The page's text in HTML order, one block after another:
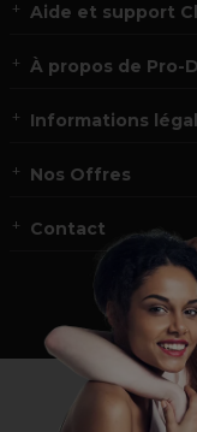
Aide et support
À propos de Pro-
Informations
Nos Offres
Contact
Vous
Visitez